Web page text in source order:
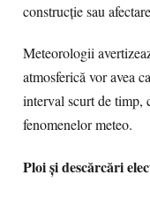
construcție sau
Meteorologii
atmosferică vor avea
interval scurt de timp,
fenomenelor meteo.
Ploi și descărcări